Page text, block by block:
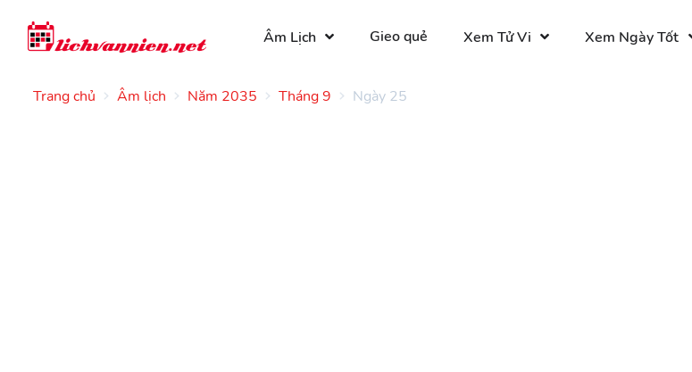
Âm Lịch Gieo quẻ Xem Tử Vi Xem Ngày Tốt
Trang chủ Âm lịch Năm 2035 Tháng 9 Ngày 25